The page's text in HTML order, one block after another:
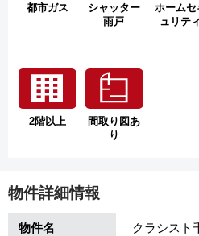
都市ガス
シャッター
雨戸
ホームセ
ュリティ
2階以上
間取り図あ
り
物件詳細情報
物件名 クラシスト